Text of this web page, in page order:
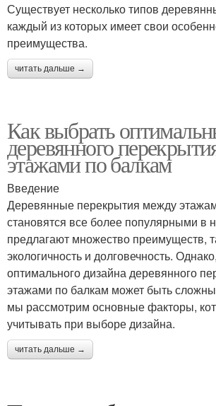
Существует несколько типов
каждый из которых имеет свои
преимущества.
читать дальше →
Как выбрать
деревянного
этажами по балкам
Введение
Деревянные перекрытия между
становятся все более популярными в
предлагают множество преимуществ,
экологичность и долговечность.
оптимального дизайна деревянного
этажами по балкам может быть
мы рассмотрим основные факторы,
учитывать при выборе дизайна.
читать дальше →